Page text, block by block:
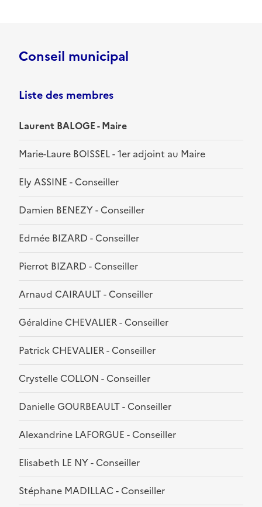
Conseil municipal
Liste des membres
Laurent BALOGE - Maire
Marie-Laure BOISSEL - 1er adjoint au Maire
Ely ASSINE - Conseiller
Damien BENEZY - Conseiller
Edmée BIZARD - Conseiller
Pierrot BIZARD - Conseiller
Arnaud CAIRAULT - Conseiller
Géraldine CHEVALIER - Conseiller
Patrick CHEVALIER - Conseiller
Crystelle COLLON - Conseiller
Danielle GOURBEAULT - Conseiller
Alexandrine LAFORGUE - Conseiller
Elisabeth LE NY - Conseiller
Stéphane MADILLAC - Conseiller